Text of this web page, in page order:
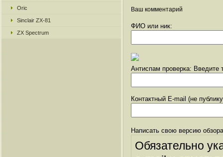
Oric
Sinclair ZX-81
ZX Spectrum
Ваш комментарий
ФИО или ник:
Антиспам проверка: Введите
Контактный E-mail (не
Написать свою версию
Обязательно